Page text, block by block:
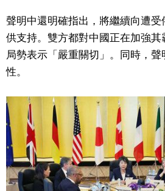
社會
財經
文化
科學技術
生活
聲明中還明確指出，將繼續向遭
供支持。雙方都對中國正在加強
局勢表示「嚴重關切」。同時，
性。